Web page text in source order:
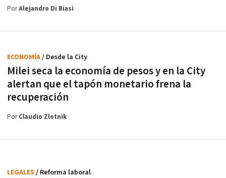
PorAlejandro Di Biasi
Milei seca la economía de pesos y en la City
alertan que el tapón monetario frena la
recuperación
ECONOMÍA/ Desde la City
PorClaudio Zlotnik
LEGALES / Reforma laboral